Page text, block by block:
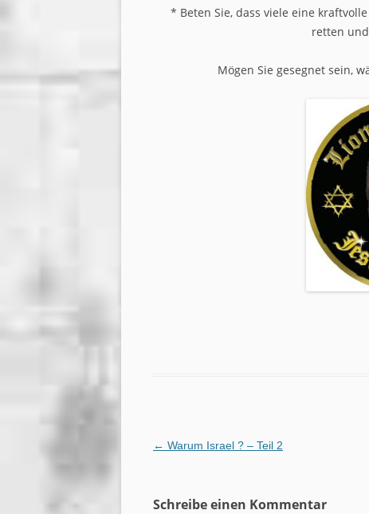
* Beten Sie, dass viele eine
retten
Mögen Sie gesegnet sein,
Beitragsnavigation
← Warum Israel ? – Teil 2
Schreibe einen Kommentar